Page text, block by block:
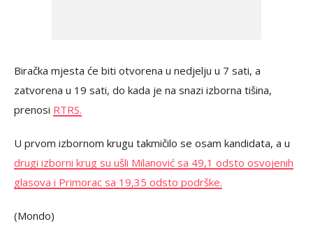
Biračka mjesta će biti otvorena u nedjelju u 7 sati, a
zatvorena u 19 sati, do kada je na snazi izborna tišina,
prenosi RTRS.
U prvom izbornom krugu takmičilo se osam kandidata, a u
drugi izborni krug su ušli Milanović sa 49,1 odsto osvojenih
glasova i Primorac sa 19,35 odsto podrške.
(Mondo)